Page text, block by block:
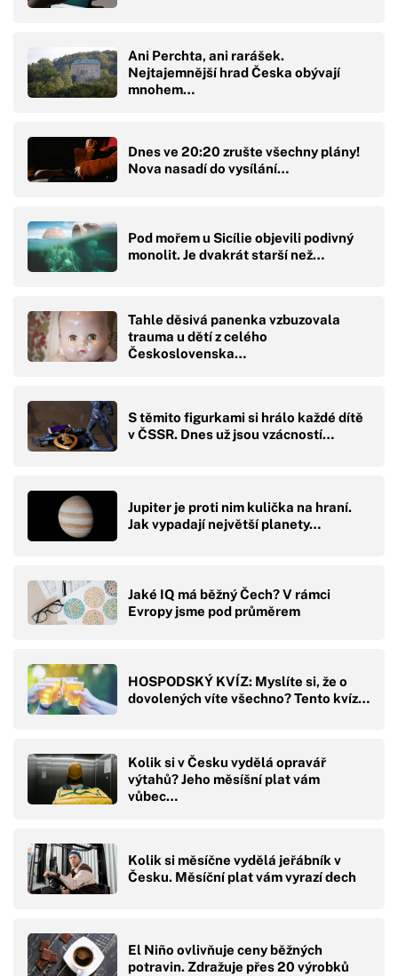
Ani Perchta, ani rarášek.
Nejtajemnější hrad Česka obývají
mnohem…
Dnes ve 20:20 zrušte všechny plány!
Nova nasadí do vysílání…
Pod mořem u Sicílie objevili podivný
monolit. Je dvakrát starší než…
Tahle děsivá panenka vzbuzovala
trauma u dětí z celého
Československa…
S těmito figurkami si hrálo každé dítě
v ČSSR. Dnes už jsou vzácností…
Jupiter je proti nim kulička na hraní.
Jak vypadají největší planety…
Jaké IQ má běžný Čech? V rámci
Evropy jsme pod průměrem
HOSPODSKÝ KVÍZ: Myslíte si, že o
dovolených víte všechno? Tento kvíz…
Kolik si v Česku vydělá opravář
výtahů? Jeho měsíšní plat vám
vůbec…
Kolik si měsíčne vydělá jeřábník v
Česku. Měsíční plat vám vyrazí dech
El Niño ovlivňuje ceny běžných
potravin. Zdražuje přes 20 výrobků